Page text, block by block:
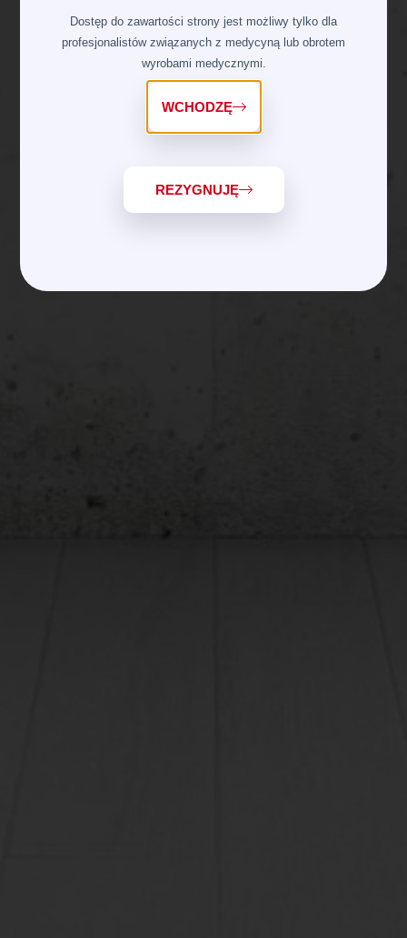
Dostęp do zawartości strony jest możliwy tylko dla
profesjonalistów związanych z medycyną lub obrotem
wyrobami medycznymi.
WCHODZĘ
REZYGNUJĘ